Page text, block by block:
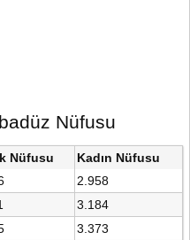
Nüfusu
Nüfusu
Kadın Nüfusu
2.958
3.184
3.373